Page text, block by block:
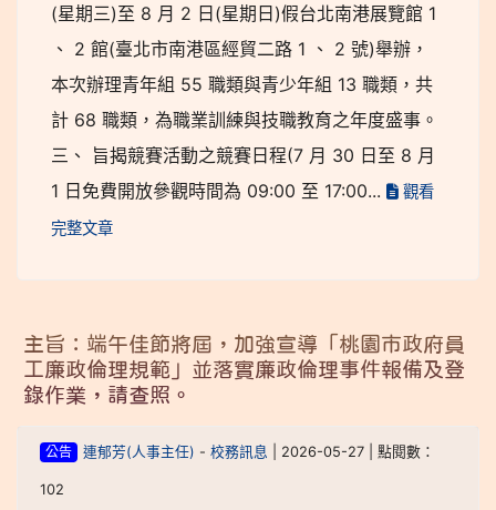
(星期三)至 8 月 2 日(星期日)假台北南港展覽館 1
、 2 館(臺北市南港區經貿二路 1 、 2 號)舉辦，
本次辦理青年組 55 職類與青少年組 13 職類，共
計 68 職類，為職業訓練與技職教育之年度盛事。
三、 旨揭競賽活動之競賽日程(7 月 30 日至 8 月
1 日免費開放參觀時間為 09:00 至 17:00...
觀看
完整文章
主旨：端午佳節將屆，加強宣導「桃園市政府員
工廉政倫理規範」並落實廉政倫理事件報備及登
錄作業，請查照。
公告 連郁芳(人事主任) - 校務訊息 | 2026-05-27 | 點閱數：
102